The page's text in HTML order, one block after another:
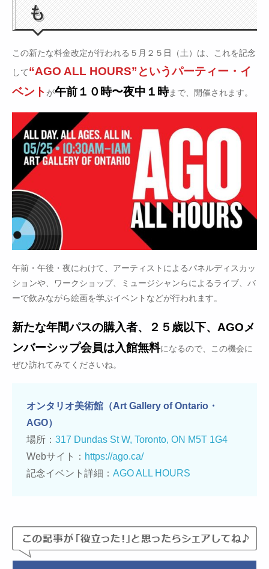
も
この新たな料金改定が行われる５月２５日（土）は、これを記念
して“AGO ALL HOURS”というパーティー・イ
ベント が午前１０時〜夜中１時まで、開催されます。
午前・午後・夜にわけて、アーティストによるパネルディスカッ
ションや、ワークショップ、ミュージシャンらによるライブ、バ
ーで飲みながら絵画を学ぶイベントなどが行われます。
新たな年間パスの購入者、２５歳以下、AGOメ
ンバーシップ会員は入館無料になるので、この機会に
ぜひ訪れてみてくださいね。
オンタリオ美術館（Art Gallery of Ontario・
AGO）
場所： 317 Dundas St W, Toronto, ON M5T 1G4
Webサイト： https://ago.ca/
記念イベント詳細： AGO ALL HOURS